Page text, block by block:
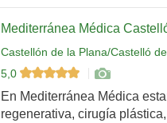
Mediterránea Médica
Castellón de la Plana/Castelló
5,0
En Mediterránea Médica
regenerativa, cirugía